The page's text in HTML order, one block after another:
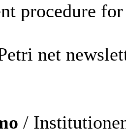
procedure
net
/